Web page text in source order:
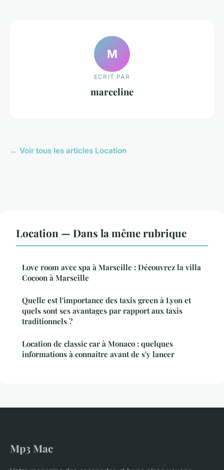
M
ECRIT PAR
marceline
← Voir tous les articles Location
Location — Dans la même rubrique
Love room avec spa à Marseille : Découvrez la villa
Cocoon à Marseille
Quelle est l'importance des taxis green à Lyon et
quels sont ses avantages par rapport aux taxis
traditionnels ?
Location de classic car à Monaco : quelques
informations à connaître avant de s'y lancer
Mp3 Mac